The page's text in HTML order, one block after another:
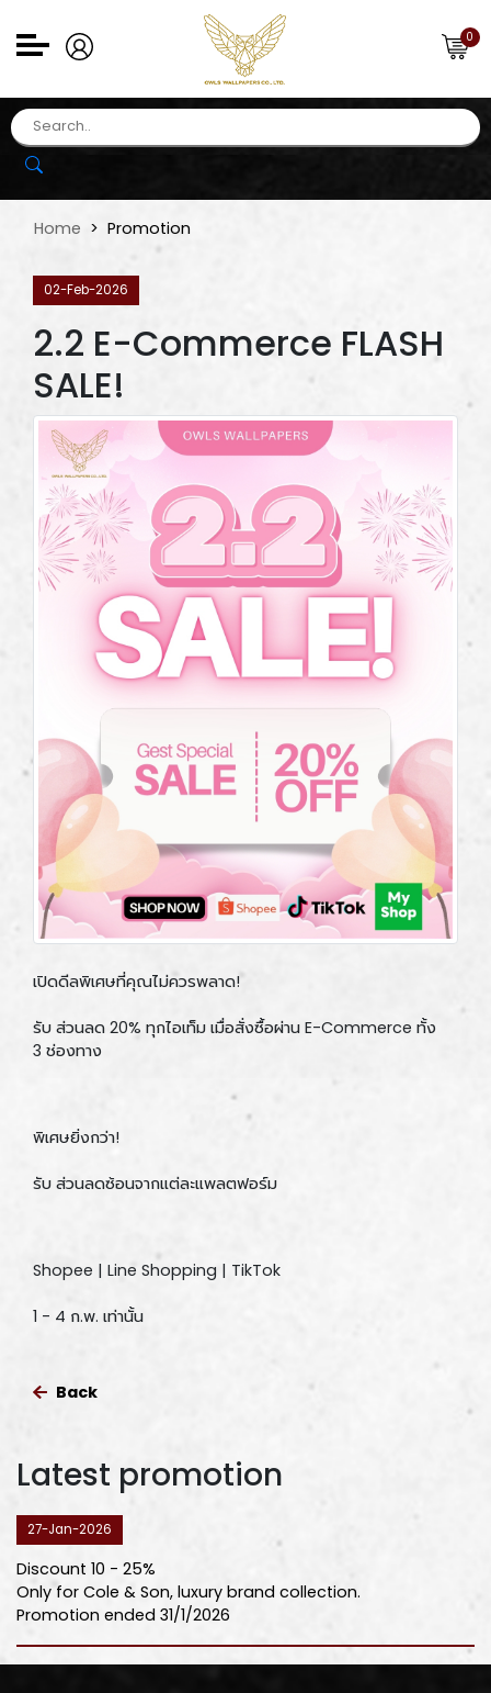
0
Home Promotion
02-Feb-2026
2.2 E-Commerce FLASH
SALE!
เปิดดีลพิเศษที่คุณไม่ควรพลาด!
รับ ส่วนลด 20% ทุกไอเท็ม เมื่อสั่งซื้อผ่าน E-Commerce ทั้ง
3 ช่องทาง
พิเศษยิ่งกว่า!
รับ ส่วนลดซ้อนจากแต่ละแพลตฟอร์ม
Shopee | Line Shopping | TikTok
1 - 4 ก.พ. เท่านั้น
Back
Latest promotion
27-Jan-2026
Discount 10 - 25%
Only for Cole & Son, luxury brand collection.
Promotion ended 31/1/2026